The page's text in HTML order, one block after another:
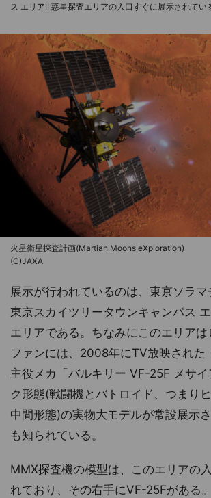
ス エリアII 惑星探査エリアの入口すぐに展示されてい
火星衛星探査計画(Martian Moons eXploration)
(C)JAXA
展示が行われているのは、東京ソラ
東京スカイツリータウンキャンパス
エリアである。ちなみにこのエリアは
ファンには、2008年にTV放映された
主役メカ「バルキリー VF-25F メサ
ク形態(戦闘機とバトロイド、つまり
中間形態)の実物大モデルが常設展示
も知られている。
MMX探査機の模型は、このエリアの
れており、その右手にVF-25Fがある